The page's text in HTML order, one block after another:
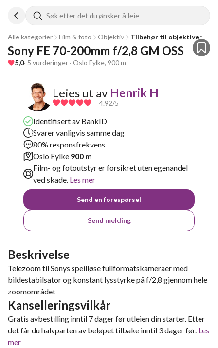
Søk etter det du ønsker å leie
Alle kategorier Film & foto Objektiv Tilbehør til objektiver
Sony FE 70-200mm f/2,8 GM OSS
5,0· 5 vurderinger · Oslo Fylke, 900 m
Leies ut av Henrik H
4.92/5
Identifisert av BankID
Svarer vanligvis samme dag
80% responsfrekvens
Oslo Fylke 900 m
Film- og fotoutstyr er forsikret uten egenandel
ved skade. Les mer
Send en forespørsel
Send melding
Beskrivelse
Telezoom til Sonys speilløse fullformatskameraer med
bildestabilsator og konstant lysstyrke på f/2,8 gjennom hele
zoomområdet
Kanselleringsvilkår
Gratis avbestilling inntil 7 dager før utleien din starter. Etter
det får du halvparten av beløpet tilbake inntil 3 dager før. Les
mer